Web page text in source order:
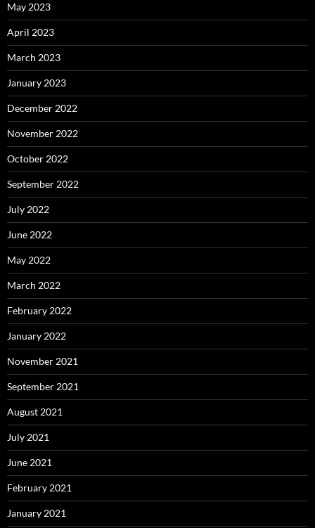
May 2023
April 2023
March 2023
January 2023
December 2022
November 2022
October 2022
September 2022
July 2022
June 2022
May 2022
March 2022
February 2022
January 2022
November 2021
September 2021
August 2021
July 2021
June 2021
February 2021
January 2021